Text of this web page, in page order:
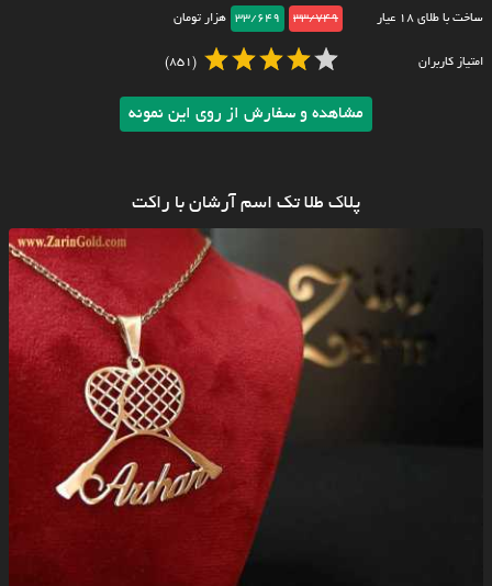
ساخت با طلای ۱۸ عیار 33/749
33/649 هزار تومان
امتیاز کاربران (851)
مشاهده و سفارش از روی این نمونه
پلاک طلا تک اسم آرشان با راکت